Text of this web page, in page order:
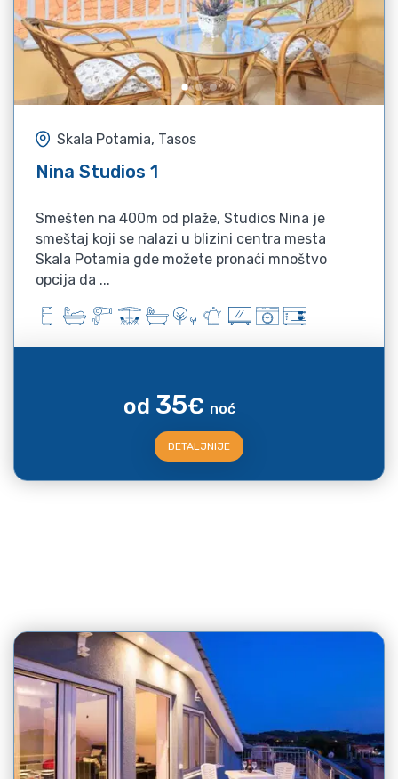
Skala Potamia, Tasos
Nina Studios 1
Smešten na 400m od plaže, Studios Nina je
smeštaj koji se nalazi u blizini centra mesta
Skala Potamia gde možete pronaći mnoštvo
opcija da ...
od 35€ noć
DETALJNIJE